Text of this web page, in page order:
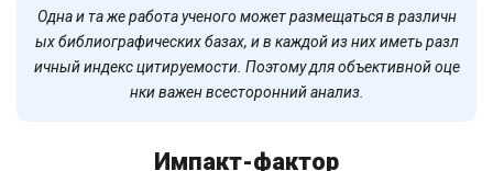
Одна и та же работа ученого может размещаться в различн
ых библиографических базах, и в каждой из них иметь разл
ичный индекс цитируемости. Поэтому для объективной оце
нки важен всесторонний анализ.
Импакт-фактор